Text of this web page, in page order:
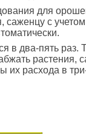
для
саженцу с
в два-пять раз.
их расхода в